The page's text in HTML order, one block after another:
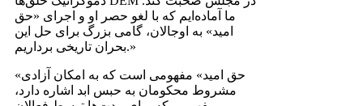
ما آماده‌ایم که با لغو حصر او و اجرای «حق
امید» به اوجالان، گامی بزرگ برای حل این
بحران تاریخی برداریم.»
«حق امید» مفهومی است که به امکان آزادی
مشروط محکومان به حبس ابد اشاره دارد،